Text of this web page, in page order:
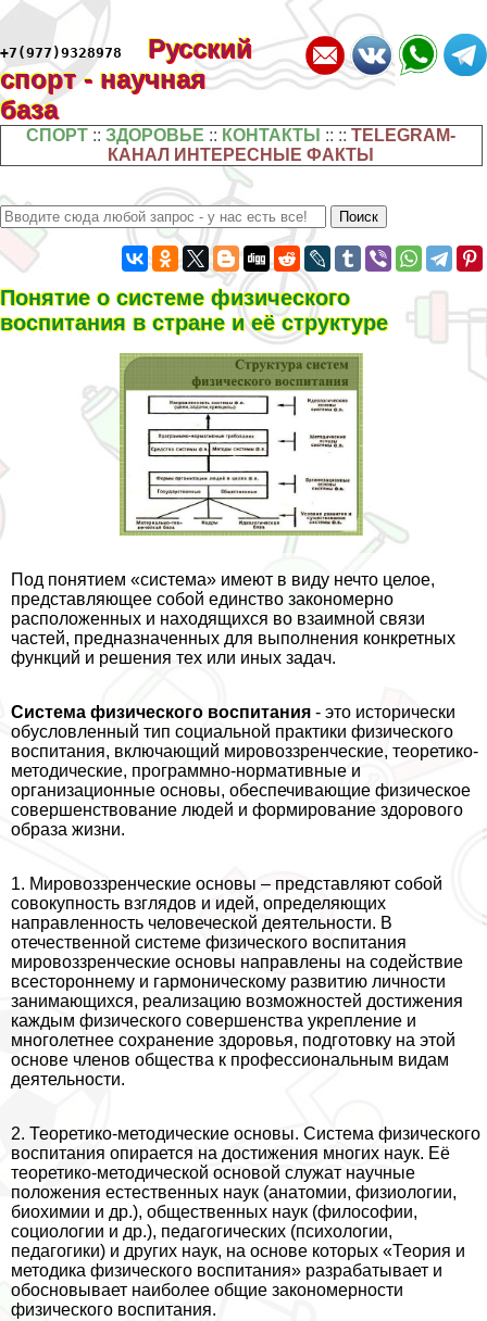
+7(977)9328978
Русский
спорт - научная
база
СПОРТ ::ЗДОРОВЬЕ :: КОНТАКТЫ :: ::TELEGRAM-
КАНАЛ ИНТЕРЕСНЫЕ ФАКТЫ
Понятие о системе физического
воспитания в стране и её структуре
Под понятием «система» имеют в виду нечто целое,
представляющее собой единство закономерно
расположенных и находящихся во взаимной связи
частей, предназначенных для выполнения конкретных
функций и решения тех или иных задач.
Система физического воспитания - это исторически
обусловленный тип социальной пpaктики физического
воспитания, включающий мировоззренческие, теоретико-
методические, программно-нормативные и
организационные основы, обеспечивающие физическое
совершенствование людей и формирование здорового
образа жизни.
1. Мировоззренческие основы – представляют собой
совокупность взглядов и идей, определяющих
направленность человеческой деятельности. В
отечественной системе физического воспитания
мировоззренческие основы направлены на содействие
всестороннему и гармоническому развитию личности
занимающихся, реализацию возможностей достижения
каждым физического совершенства укрепление и
многолетнее сохранение здоровья, подготовку на этой
основе члeнов общества к профессиональным видам
деятельности.
2. Теоретико-методические основы. Система физического
воспитания опирается на достижения многих наук. Её
теоретико-методической основой служат научные
положения естественных наук (анатомии, физиологии,
биохимии и др.), общественных наук (философии,
социологии и др.), педагогических (психологии,
педагогики) и других наук, на основе которых «Теория и
методика физического воспитания» разpaбатывает и
обосновывает наиболее общие закономерности
физического воспитания.